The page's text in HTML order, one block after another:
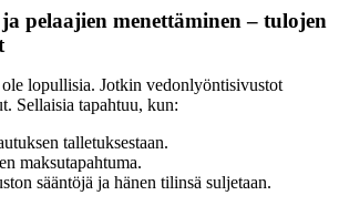
pelaajien menettäminen – tulojen
lopullisia. Jotkin vedonlyöntisivustot
Sellaisia tapahtuu, kun:
talletuksestaan.
maksutapahtuma.
sääntöjä ja hänen tilinsä suljetaan.